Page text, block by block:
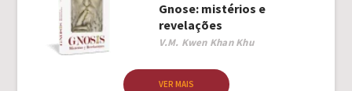
Gnose: mistérios e
revelações
Author
V.M. Kwen Khan Khu
VER MAIS